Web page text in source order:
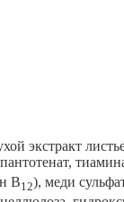
экстракт
В12), меди